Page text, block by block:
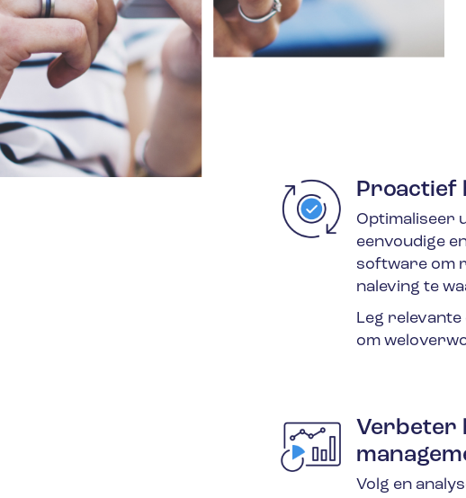
Proactief
Optimaliseer
eenvoudige
software om
naleving te
Leg relevante
om
Verbeter
Volg en